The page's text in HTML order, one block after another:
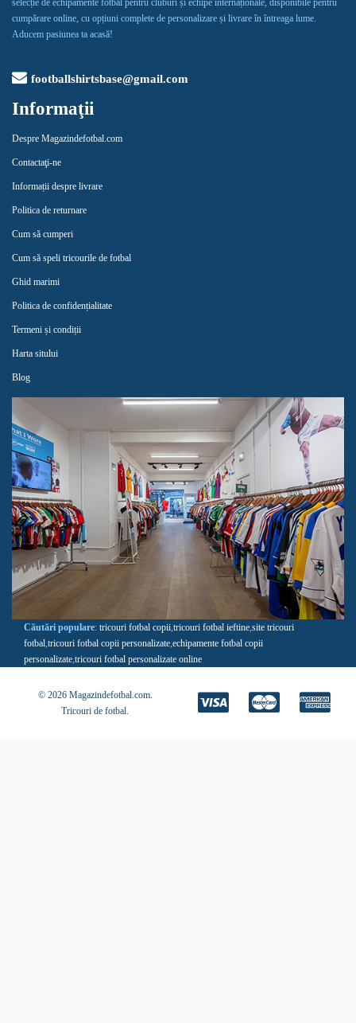
selecție de echipamente fotbal pentru cluburi și echipe internaționale, disponibile pentru
cumpărare online, cu opțiuni complete de personalizare și livrare în întreaga lume.
Aducem pasiunea ta acasă!
footballshirtsbase@gmail.com
Informaţii
Despre Magazindefotbal.com
Contactaţi-ne
Informații despre livrare
Politica de returnare
Cum să cumperi
Cum să speli tricourile de fotbal
Ghid marimi
Politica de confidențialitate
Termeni și condiții
Harta sitului
Blog
Căutări populare: tricouri fotbal copii tricouri fotbal ieftine site tricouri
fotbal tricouri fotbal copii personalizate echipamente fotbal copii
personalizate tricouri fotbal personalizate online
© 2026 Magazindefotbal.com.
Tricouri de fotbal